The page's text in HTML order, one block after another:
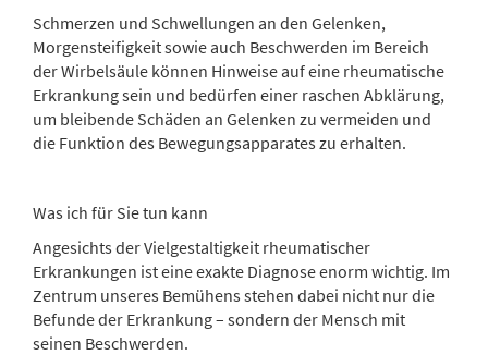
Schmerzen und Schwellungen an den Gelenken,
Morgensteifigkeit sowie auch Beschwerden im Bereich
der Wirbelsäule können Hinweise auf eine rheumatische
Erkrankung sein und bedürfen einer raschen Abklärung,
um bleibende Schäden an Gelenken zu vermeiden und
die Funktion des Bewegungsapparates zu erhalten.
Was ich für Sie tun kann
Angesichts der Vielgestaltigkeit rheumatischer
Erkrankungen ist eine exakte Diagnose enorm wichtig. Im
Zentrum unseres Bemühens stehen dabei nicht nur die
Befunde der Erkrankung – sondern der Mensch mit
seinen Beschwerden.